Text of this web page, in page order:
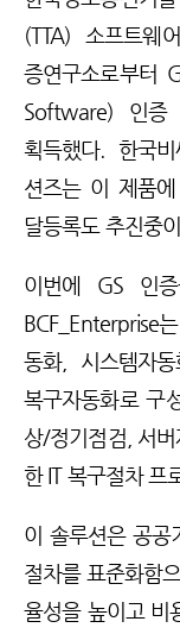
(TTA) 소프트웨
증연구소로부터
Software) 인증
획득했다. 한국비
션즈는 이 제품
달등록도 추진중
이번에 GS 인
BCF_Enterprise
동화, 시스템자
복구자동화로 구
상/정기점검, 서
한 IT 복구절차 프
이 솔루션은 공공
절차를 표준화함
율성을 높이고 비